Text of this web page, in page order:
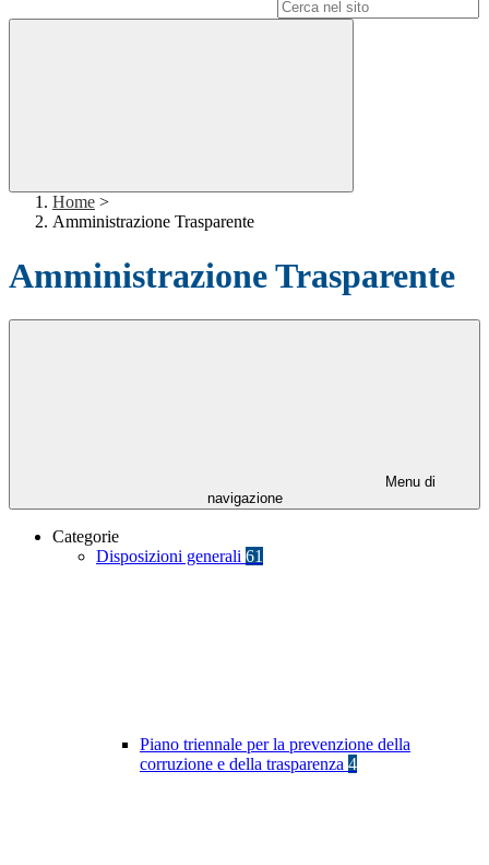
Home >
Amministrazione Trasparente
Amministrazione Trasparente
Menu di
navigazione
Categorie
Disposizioni generali 61
Piano triennale per la prevenzione della
corruzione e della trasparenza 4